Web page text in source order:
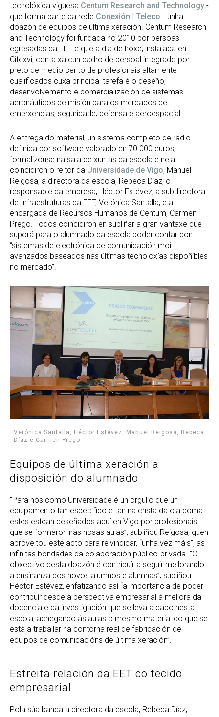
tecnolóxica viguesa Centum Research and Technology -
que forma parte da rede Conexión | Teleco– unha
doazón de equipos de última xeración. Centum Research
and Technology foi fundada no 2010 por persoas
egresadas da EET e que a día de hoxe, instalada en
Citexvi, conta xa cun cadro de persoal integrado por
preto de medio cento de profesionais altamente
cualificados cuxa principal tarefa é o deseño,
desenvolvemento e comercialización de sistemas
aeronáuticos de misión para os mercados de
emerxencias, seguridade, defensa e aeroespacial.
A entrega do material, un sistema completo de radio
definida por software valorado en 70.000 euros,
formalizouse na sala de xuntas da escola e nela
coincidiron o reitor da Universidade de Vigo, Manuel
Reigosa; a directora da escola, Rebeca Díaz; o
responsable da empresa, Héctor Estévez; a subdirectora
de Infraestruturas da EET, Verónica Santalla, e a
encargada de Recursos Humanos de Centum, Carmen
Prego. Todos coincidiron en subliñar a gran vantaxe que
suporá para o alumnado da escola poder contar con
“sistemas de electrónica de comunicación moi
avanzados baseados nas últimas tecnoloxías dispoñibles
no mercado”.
Verónica Santalla, Héctor Estévez, Manuel Reigosa, Rebeca
Díaz e Carmen Prego
Equipos de última xeración a
disposición do alumnado
“Para nós como Universidade é un orgullo que un
equipamento tan específico e tan na crista da ola coma
estes estean deseñados aquí en Vigo por profesionais
que se formaron nas nosas aulas”, subliñou Reigosa, quen
aproveitou este acto para reivindicar, “unha vez máis”, as
infinitas bondades da colaboración público-privada. “O
obxectivo desta doazón é contribuír a seguir mellorando
a ensinanza dos novos alumnos e alumnas”, subliñou
Héctor Estévez, enfatizando así “a importancia de poder
contribuír desde a perspectiva empresarial á mellora da
docencia e da investigación que se leva a cabo nesta
escola, achegando ás aulas o mesmo material co que se
está a traballar na contorna real de fabricación de
equipos de comunicacións de última xeración”.
Estreita relación da EET co tecido
empresarial
Pola súa banda a directora da escola, Rebeca Díaz,